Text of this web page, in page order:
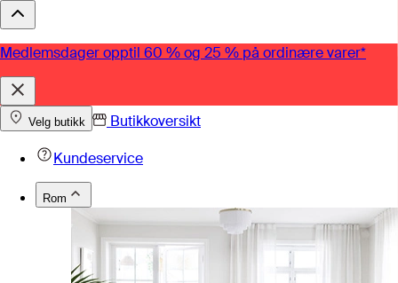
Medlemsdager opptil 60 % og 25 % på ordinære varer*
Velg butikk
Butikkoversikt
Kundeservice
Rom